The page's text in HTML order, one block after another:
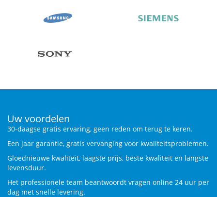
Uw voordelen
30-daagse gratis ervaring, geen reden om terug te keren.
Een jaar garantie, gratis vervanging voor kwaliteitsproblemen.
Gloednieuwe kwaliteit, laagste prijs, beste kwaliteit en langste
levensduur.
Het professionele team beantwoordt vragen online 24 uur per
dag met snelle levering.